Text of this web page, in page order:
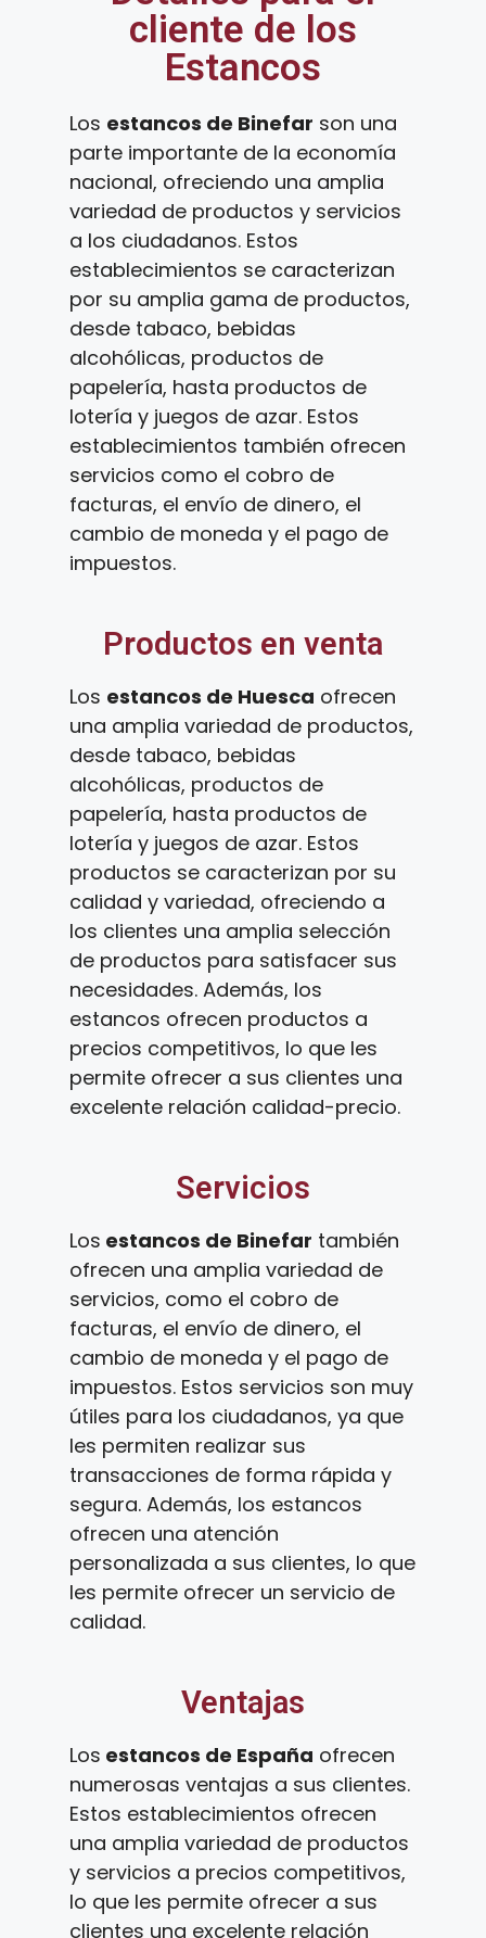
cliente de los
Estancos
Los estancos de Binefar son una
parte importante de la economía
nacional, ofreciendo una amplia
variedad de productos y servicios
a los ciudadanos. Estos
establecimientos se caracterizan
por su amplia gama de productos,
desde tabaco, bebidas
alcohólicas, productos de
papelería, hasta productos de
lotería y juegos de azar. Estos
establecimientos también ofrecen
servicios como el cobro de
facturas, el envío de dinero, el
cambio de moneda y el pago de
impuestos.
Productos en venta
Los estancos de Huesca ofrecen
una amplia variedad de productos,
desde tabaco, bebidas
alcohólicas, productos de
papelería, hasta productos de
lotería y juegos de azar. Estos
productos se caracterizan por su
calidad y variedad, ofreciendo a
los clientes una amplia selección
de productos para satisfacer sus
necesidades. Además, los
estancos ofrecen productos a
precios competitivos, lo que les
permite ofrecer a sus clientes una
excelente relación calidad-precio.
Servicios
Los estancos de Binefar también
ofrecen una amplia variedad de
servicios, como el cobro de
facturas, el envío de dinero, el
cambio de moneda y el pago de
impuestos. Estos servicios son muy
útiles para los ciudadanos, ya que
les permiten realizar sus
transacciones de forma rápida y
segura. Además, los estancos
ofrecen una atención
personalizada a sus clientes, lo que
les permite ofrecer un servicio de
calidad.
Ventajas
Los estancos de España ofrecen
numerosas ventajas a sus clientes.
Estos establecimientos ofrecen
una amplia variedad de productos
y servicios a precios competitivos,
lo que les permite ofrecer a sus
clientes una excelente relación